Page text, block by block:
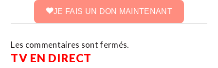
JE FAIS UN DON MAINTENANT
Les commentaires sont fermés.
TV EN DIRECT